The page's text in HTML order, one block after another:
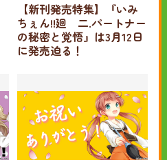
【新刊発売特集】『いみ
ちぇん!!廻 二.パートナー
の秘密と覚悟』は3月12日
に発売迫る！